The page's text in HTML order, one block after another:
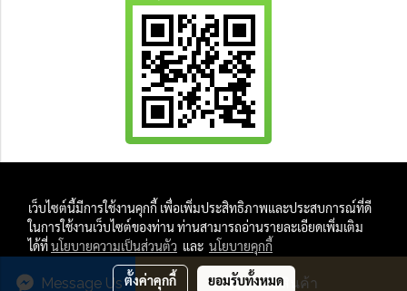
สั่งซื้อสินค้า
Message Us
And
All Photo in this website were taken by
9Brandname's Team.
เว็บไซต์นี้มีการใช้งานคุกกี้ เพื่อเพิ่มประสิทธิภาพและประสบการณ์ที่ดี
ในการใช้งานเว็บไซต์ของท่าน ท่านสามารถอ่านรายละเอียดเพิ่มเติม
ได้ที่นโยบายความเป็นส่วนตัว และ นโยบายคุกกี้
ตั้งค่าคุกกี้ ยอมรับทั้งหมด